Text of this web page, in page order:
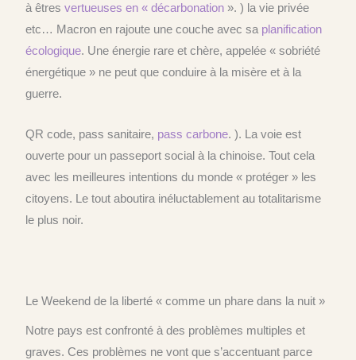
à êtresvertueuses en « décarbonation ». ) la vie privée
etc… Macron en rajoute une couche avec sa planification
écologique. Une énergie rare et chère, appelée « sobriété
énergétique » ne peut que conduire à la misère et à la
guerre.
QR code, pass sanitaire, pass carbone. ). La voie est
ouverte pour un passeport social à la chinoise. Tout cela
avec les meilleures intentions du monde « protéger » les
citoyens. Le tout aboutira inéluctablementau totalitarisme
le plus noir.
LeWeekend de la liberté « comme un phare dans la nuit »
Notre pays est confronté à des problèmes multiples et
graves. Ces problèmes ne vont que s’accentuant parce